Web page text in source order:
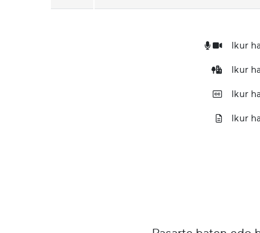
Ikur
Ikur
Ikur
Ikur